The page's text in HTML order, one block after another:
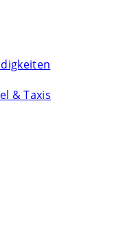
& Taxis